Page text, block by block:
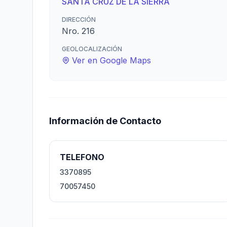
DIRECCIÓN
Nro. 216
GEOLOCALIZACIÓN
Ver en Google Maps
Información de Contacto
TELEFONO
3370895
70057450